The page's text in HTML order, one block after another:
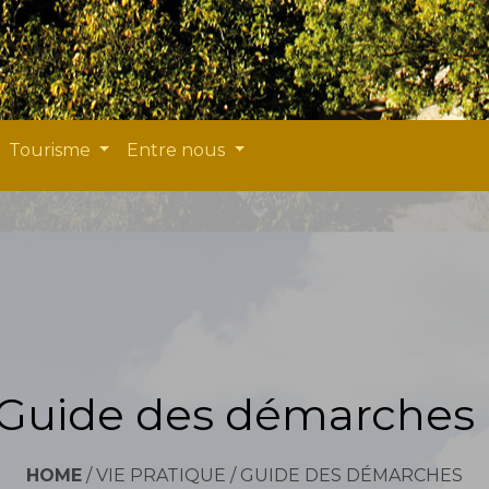
Tourisme Entre nous
des démarches
HOME / VIE PRATIQUE / GUIDE DES DÉMARCHES